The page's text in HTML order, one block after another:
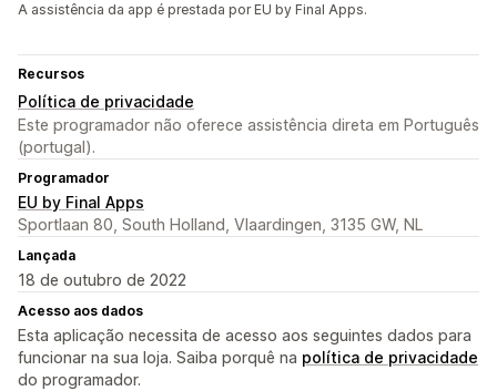
A assistência da app é prestada por EU by Final Apps.
Recursos
Política de privacidade
Este programador não oferece assistência direta em Português
(portugal).
Programador
EU by Final Apps
Sportlaan 80, South Holland, Vlaardingen, 3135 GW, NL
Lançada
18 de outubro de 2022
Acesso aos dados
Esta aplicação necessita de acesso aos seguintes dados para
funcionar na sua loja. Saiba porquê na política de privacidade
do programador.